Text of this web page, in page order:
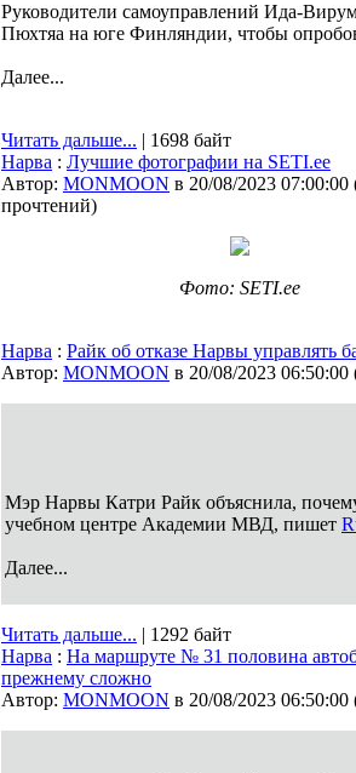
Руководители самоуправлений Ида-
Пюхтяа на юге Финляндии, чтобы
Далее...
Читать дальше... | 1698 байт
Нарва : Лучшие фотографии на SETI.ee
Автор: MONMOON в 20/08/2023 07:00:00
прочтений)
Фото: SETI.ee
Нарва : Райк об отказе Нарвы управлять
Автор: MONMOON в 20/08/2023 06:50:00
Мэр Нарвы Катри Райк объяснила,
учебном центре Академии МВД, пишет
Далее...
Читать дальше... | 1292 байт
Нарва : На маршруте № 31 половина
прежнему сложно
Автор: MONMOON в 20/08/2023 06:50:00